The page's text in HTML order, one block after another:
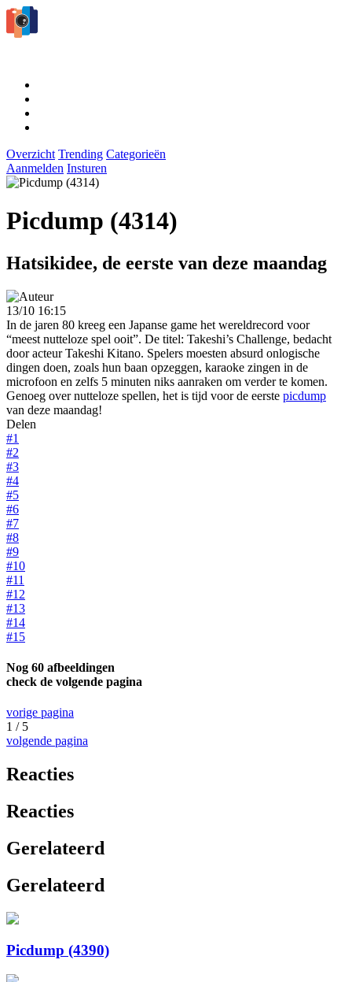
Overzicht Trending Categorieën
Aanmelden Insturen
Picdump (4314)
Hatsikidee, de eerste van deze maandag
13/10 16:15
In de jaren 80 kreeg een Japanse game het wereldrecord voor
“meest nutteloze spel ooit”. De titel: Takeshi’s Challenge, bedacht
door acteur Takeshi Kitano. Spelers moesten absurd onlogische
dingen doen, zoals hun baan opzeggen, karaoke zingen in de
microfoon en zelfs 5 minuten niks aanraken om verder te komen.
Genoeg over nutteloze spellen, het is tijd voor de eerste picdump
van deze maandag!
Delen
#1
#2
#3
#4
#5
#6
#7
#8
#9
#10
#11
#12
#13
#14
#15
Nog 60 afbeeldingen
check de volgende pagina
vorige pagina
1 / 5
volgende pagina
Reacties
Reacties
Gerelateerd
Gerelateerd
Picdump (4390)